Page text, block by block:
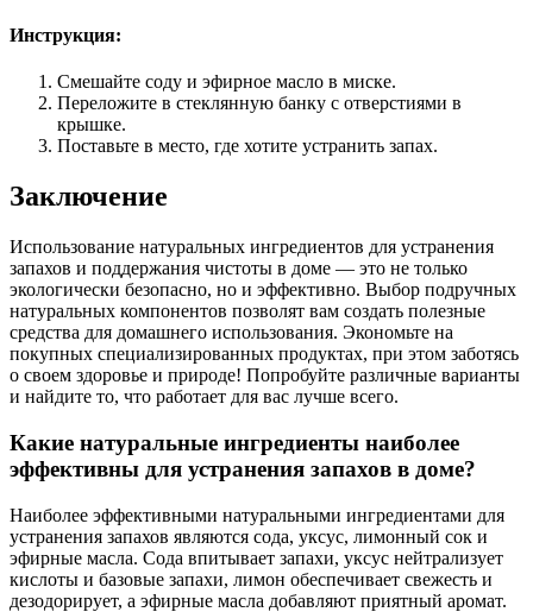
Инструкция:
Смешайте соду и эфирное масло в миске.
Переложите в стеклянную банку с отверстиями в
крышке.
Поставьте в место, где хотите устранить запах.
Заключение
Использование натуральных ингредиентов для устранения
запахов и поддержания чистоты в доме — это не только
экологически безопасно, но и эффективно. Выбор подручных
натуральных компонентов позволят вам создать полезные
средства для домашнего использования. Экономьте на
покупных специализированных продуктах, при этом заботясь
о своем здоровье и природе! Попробуйте различные варианты
и найдите то, что работает для вас лучше всего.
Какие натуральные ингредиенты наиболее
эффективны для устранения запахов в доме?
Наиболее эффективными натуральными ингредиентами для
устранения запахов являются сода, уксус, лимонный сок и
эфирные масла. Сода впитывает запахи, уксус нейтрализует
кислоты и базовые запахи, лимон обеспечивает свежесть и
дезодорирует, а эфирные масла добавляют приятный аромат.